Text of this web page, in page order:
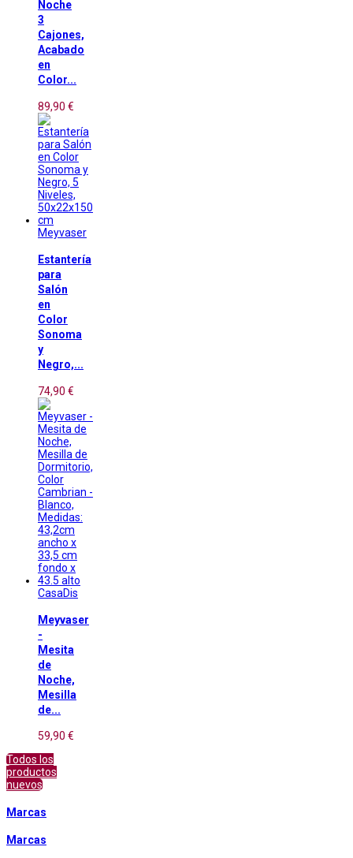
Noche
3
Cajones,
Acabado
en
Color...
89,90 €
Meyvaser
Estantería
para
Salón
en
Color
Sonoma
y
Negro,...
74,90 €
CasaDis
Meyvaser
-
Mesita
de
Noche,
Mesilla
de...
59,90 €
Todos los
productos
nuevos
Marcas
Marcas